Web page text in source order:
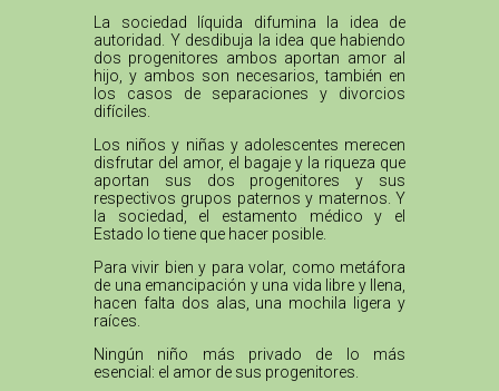
La sociedad líquida difumina la idea de
autoridad. Y desdibuja la idea que habiendo
dos progenitores ambos aportan amor al
hijo, y ambos son necesarios, también en
los casos de separaciones y divorcios
difíciles.
Los niños y niñas y adolescentes merecen
disfrutar del amor, el bagaje y la riqueza que
aportan sus dos progenitores y sus
respectivos grupos paternos y maternos. Y
la sociedad, el estamento médico y el
Estado lo tiene que hacer posible.
Para vivir bien y para volar, como metáfora
de una emancipación y una vida libre y llena,
hacen falta dos alas, una mochila ligera y
raíces.
Ningún niño más privado de lo más
esencial: el amor de sus progenitores.